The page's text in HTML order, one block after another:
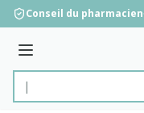
Aller au contenu
Conseil du pharmacien
Menu
Rechercher